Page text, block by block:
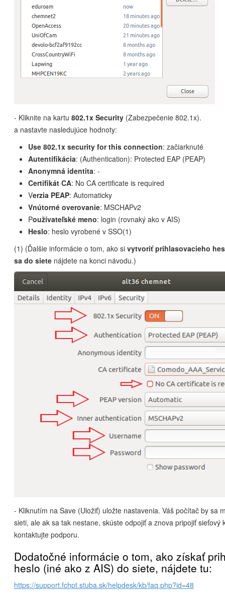
- Kliknite na kartu 802.1x Security (Zabezpečenie 802.1x).
a nastavte nasledujúce hodnoty:
Use 802.1x security for this connection: začiarknuté
Autentifikácia: (Authentication): Protected EAP (PEAP)
Anonymná identita: -
Certifikát CA: No CA certificate is required
Verzia PEAP: Automaticky
Vnútorné overovanie: MSCHAPv2
Používateľské meno: login (rovnaký ako v AIS)
Heslo: heslo vyrobené v SSO(1)
(1) (Ďalšie informácie o tom, ako si vytvoriť prihlasovacieho
sa do siete nájdete na konci návodu.)
- Kliknutím na Save (Uložiť) uložte nastavenia. Váš počítač by sa
sieti, ale ak sa tak nestane, skúste odpojiť a znova pripojiť sieťový
kontaktujte podporu.
Dodatočné informácie o tom, ako získať
heslo (iné ako z AIS) do siete, nájdete tu:
https://support.fchpt.stuba.sk/helpdesk/kb/faq.php?id=48